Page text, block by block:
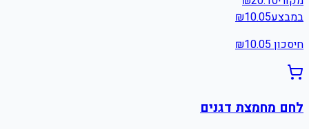
במבצע
₪10.05
חיסכון ₪10.05
לחם מחמצת דגנים